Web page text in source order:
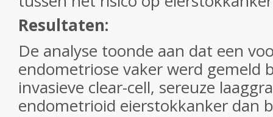
Resultaten:
De analyse toonde aan dat een
endometriose vaker werd gemeld
invasieve clear-cell, sereuze
endometrioid eierstokkanker dan